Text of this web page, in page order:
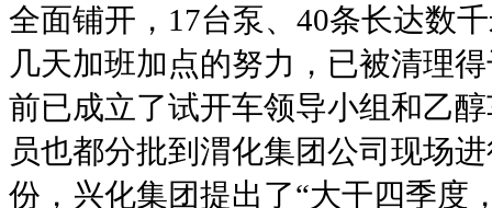
全面铺开， 17台泵、 40条长达数
几天加班加点的努力，已被清理
前已成立了试开车领导小组和乙
员也都分批到渭化集团公司现场
份，兴化集团提出了“大干四季度